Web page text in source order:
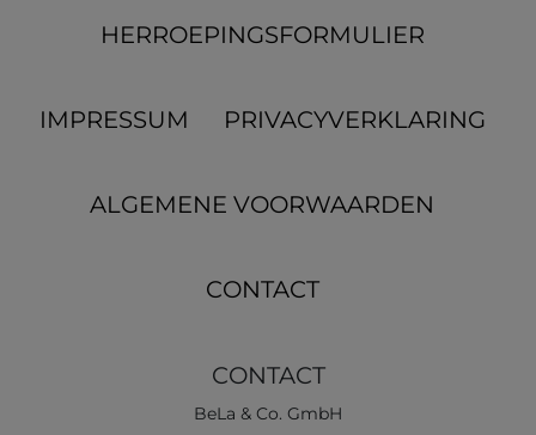
HERROEPINGS­FORMULIER
IMPRESSUM PRIVACYVERKLARING
ALGEMENE VOORWAARDEN
CONTACT
CONTACT
BeLa & Co. GmbH